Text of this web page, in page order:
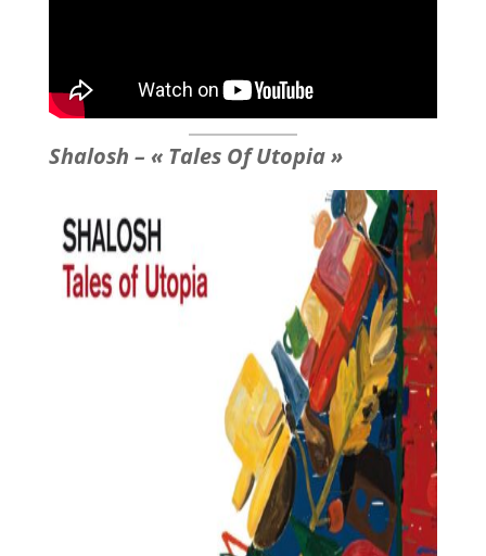
Shalosh – « Tales Of Utopia »